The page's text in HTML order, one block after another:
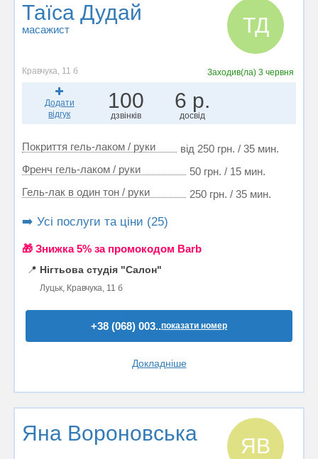
Таїса Дудай
масажист ТД
Кравчука, 11 б Заходив(ла) 3 червня
Додати
відгук
100
дзвінків
6 р.
досвід
Покриття гель-лаком / руки
від 250 грн. / 35 мин.
Френч гель-лаком / руки
50 грн. / 15 мин.
Гель-лак в один тон / руки
250 грн. / 35 мин.
➡️ Усі послуги та ціни (25)
🎁 Знижка 5% за промокодом Barb
📍 Нігтьова студія "Салон"
Луцьк, Кравчука, 11 б
+38 (068) 003..показати номер
Докладніше
Яна Вороновська
ЯВ